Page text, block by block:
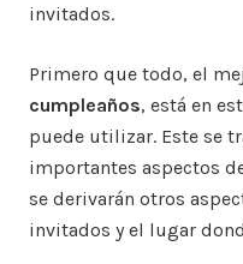
invitados.
Primero que todo, el
cumpleaños, está en
puede utilizar. Este se
importantes aspectos
se derivarán otros
invitados y el lugar